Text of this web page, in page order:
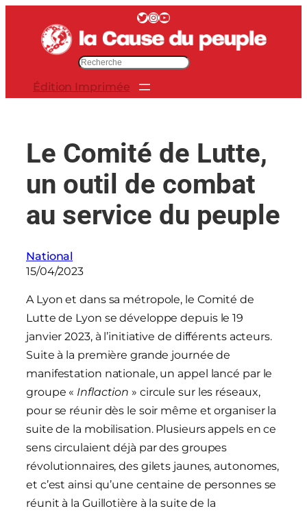
contenu
Twitter InstagramYouTube
e
Édition Imprimée
Le Comité de Lutte,
un outil de combat
au service du peuple
National
15/04/2023
A Lyon et dans sa métropole, le Comité de
Lutte de Lyon se développe depuis le 19
janvier 2023, à l’initiative de différents acteurs.
Suite à la première grande journée de
manifestation nationale, un appel lancé par le
groupe « Inflaction » circule sur les réseaux,
pour se réunir dès le soir même et organiser la
suite de la mobilisation. Plusieurs appels en ce
sens circulaient déjà par des groupes
révolutionnaires, des gilets jaunes, autonomes,
et c’est ainsi qu’une centaine de personnes se
réunit à la Guillotière à la suite de la